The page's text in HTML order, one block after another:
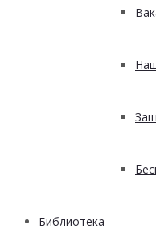
Библиотека